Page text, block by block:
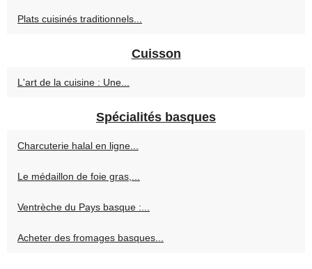
Plats cuisinés traditionnels...
Cuisson
L'art de la cuisine : Une...
Spécialités basques
Charcuterie halal en ligne...
Le médaillon de foie gras,...
Ventrèche du Pays basque :...
Acheter des fromages basques...